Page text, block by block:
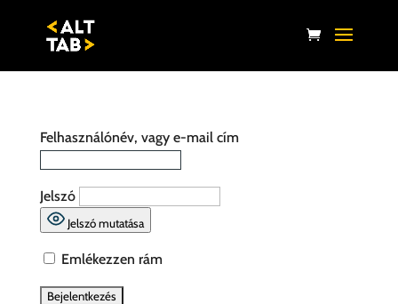
Felhasználónév, vagy e-mail cím
Jelszó
Jelszó mutatása
Emlékezzen rám